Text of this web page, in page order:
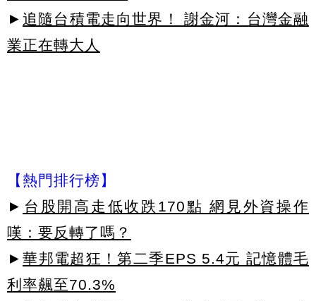
► 追隨台積電走向世界！ 謝金河：台灣金融
業正在轉大人
【熱門排行榜】
► 台股開高走低收跌170點 網見外資操作
嘆：要反轉了嗎？
► 華邦電超狂！第二季EPS 5.4元 記憶體毛
利率飆至70.3%